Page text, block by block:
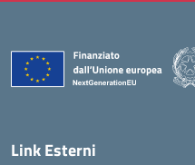
Link Esterni